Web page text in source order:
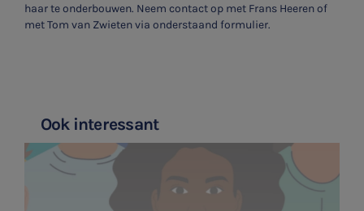
haar te onderbouwen. Neem contact op met Frans Heeren of
met Tom van Zwieten via onderstaand formulier.
Ook interessant